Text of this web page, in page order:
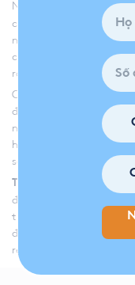
Nhiều trung tâm
các hoạt động ngoại
nói tiếng Anh. Ví dụ như
của tổ chức giáo dục
rộng vốn từ vựng của
Có rất nhiều cách khác
đúng không nào? Mỗi
nhất bạn nên sử dụng
học từ mới. Chúc bạn
sớm sở hữu một “kho”
Trung tâm tiếng anh
đáng tin cậy với đội ngũ
trình đào tạo được
đại. Qua đó, chúng tôi
rệt của các học viên khi